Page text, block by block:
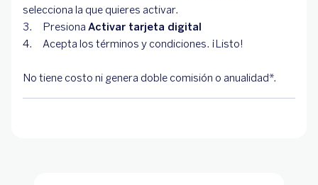
selecciona la que quieres activar.
3. Presiona Activar tarjeta digital
4. Acepta los términos y condiciones. ¡Listo!
No tiene costo ni genera doble comisión o anualidad*.